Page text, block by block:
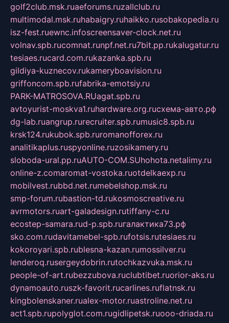
golf2club.msk.ruaeforums.ruzallclub.ru
multimodal.msk.ruhabaigry.ruhaikko.rusobakopedia.ru
isz-fest.ruewnc.infoscreensaver-clock.net.ru
volnav.spb.rucomnat.runpf.net.ru7bit.pp.rukalugatur.ru
tesiaes.rucard.com.rukazanka.spb.ru
gildiya-kuznecov.rukameryboavision.ru
griffoncom.spb.rufabrika-emotsiy.ru
PARK-MATROSOVA.RUagat.spb.ru
avtoyurist-moskva1.ruhardware.org.ruсхема-авто.рф
dg-lab.ruangrup.rurecruiter.spb.rumusic8.spb.ru
krsk124.rukubok.spb.ruromanofforex.ru
analitikaplus.ruspyonline.ruzosikamery.ru
sloboda-ural.pp.ruAUTO-COM.SUhohota.netalimy.ru
online-z.comaromat-vostoka.ruotdelkaexp.ru
mobilvest.rubbd.net.rumebelshop.msk.ru
smp-forum.rubastion-td.rukosmoscreative.ru
avrmotors.ruart-galadesign.rutiffany-c.ru
ecostep-samara.rud-p.spb.ruгалактика73.рф
sko.com.rudavitamebel-spb.rufotsis.rutesiaes.ru
kokoroyari.spb.rublesna-kazan.rumossilver.ru
lenderoq.rusergeydobrin.rutochkazvuka.msk.ru
people-of-art.rubezzubova.ruclubtibet.ruorior-aks.ru
dynamoauto.ruszk-favorit.rucarlines.ruflatnsk.ru
kingbolenskaner.rualex-motor.ruastroline.net.ru
act1.spb.rupolyglot.com.rugidlipetsk.ruooo-driada.ru